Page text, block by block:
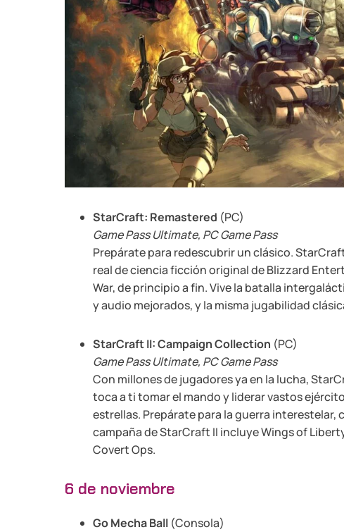
StarCraft: Remastered (PC)
Game Pass Ultimate, PC Game Pass
Prepárate para redescubrir un clásico.
real de ciencia ficción original de Blizzard
War, de principio a fin. Vive la batalla
y audio mejorados, y la misma jugabilidad
StarCraft II: Campaign Collection (PC)
Game Pass Ultimate, PC Game Pass
Con millones de jugadores ya en la lucha,
toca a ti tomar el mando y liderar vastos
estrellas. Prepárate para la guerra
campaña de StarCraft II incluye Wings of
Covert Ops.
6 de noviembre
Go Mecha Ball (Consola)